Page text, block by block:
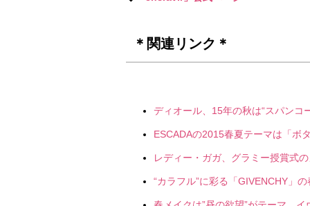
＊関連リンク＊
ディオール、15年の秋は“スパンコ
ESCADAの2015春夏テーマは「ボ
レディー・ガガ、グラミー授賞式
“カラフル”に彩る「GIVENCHY」